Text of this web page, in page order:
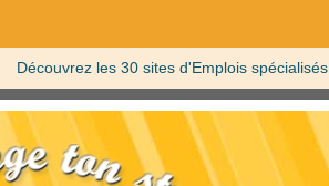
Découvrez les 30 sites d'Emplois spécialisés